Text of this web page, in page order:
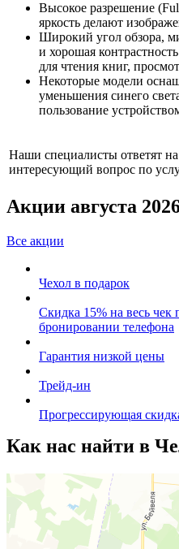
Высокое разрешение
яркость делают
Широкий угол обзора,
и хорошая
для чтения книг,
Некоторые модели
уменьшения синего
пользование
Наши специалисты ответят
интересующий вопрос по
Акции августа
Все акции
Чехол в подарок
Скидка 15% на весь чек
бронировании телефона
Гарантия низкой цены
Трейд-ин
Прогрессирующая
Как нас найти в